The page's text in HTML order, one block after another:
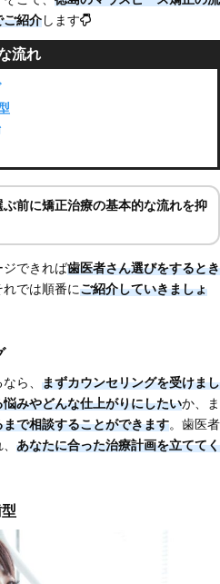
ご紹介します
流れ
前に矯正治療の基本的な流れを抑
ジできれば歯医者さん選びをするとき
れでは順番にご紹介していきましょ
ら、 まずカウンセリングを受けまし
みやどんな仕上がりにしたいか、ま
まで相談することができます。歯医者
あなたに合った治療計画を立ててく